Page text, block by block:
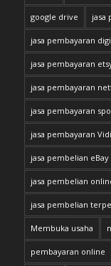
google drive jasa
jasa pembayaran
jasa pembayaran
jasa pembayaran
jasa pembayaran
jasa pembayaran
jasa pembelian eBay
jasa pembelian
jasa pembelian
Membuka usaha
pembayaran online